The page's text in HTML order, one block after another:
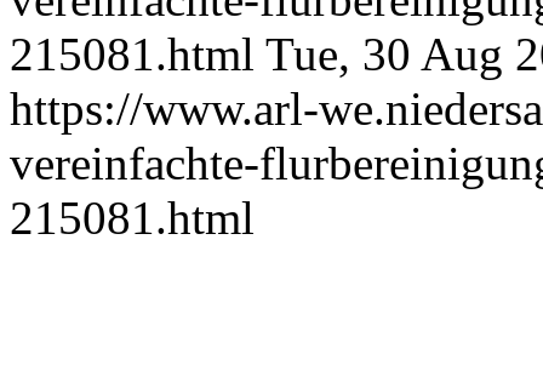
215081.html Tue, 30 Aug
https://www.arl-
vereinfachte-
215081.html